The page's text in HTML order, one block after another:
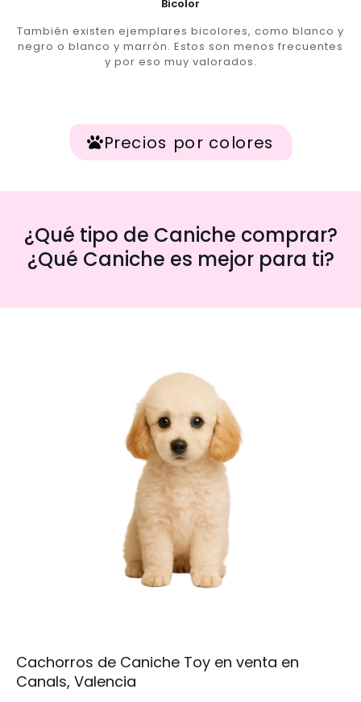
Bicolor
También existen ejemplares bicolores, como blanco y
negro o blanco y marrón. Estos son menos frecuentes
y por eso muy valorados.
Precios por colores
¿Qué tipo de Caniche comprar?
¿Qué Caniche es mejor para ti?
Cachorros de Caniche Toy en venta en
Canals, Valencia